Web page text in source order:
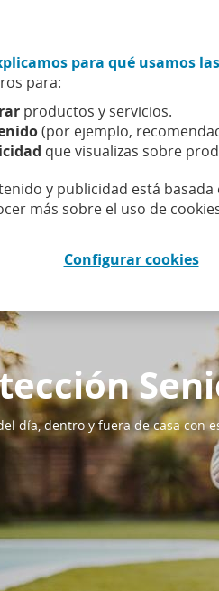
para qué usamos
para:
productos y servicios.
(por ejemplo,
que visualizas sobre
y publicidad está
más sobre el uso de
Configurar cookies
Préstamos e hipotecas
día, dentro y fuera de casa con